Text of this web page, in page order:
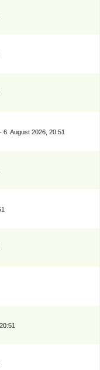
- 6. August 2026, 20:51